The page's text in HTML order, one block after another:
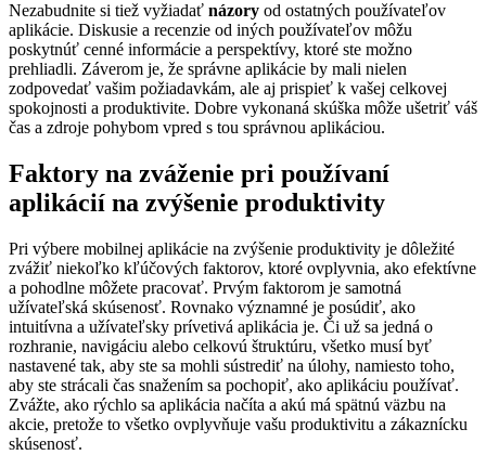
Nezabudnite si tiež vyžiadať názory od ostatných používateľov
aplikácie. Diskusie a recenzie od iných používateľov môžu
poskytnúť cenné informácie a perspektívy, ktoré ste možno
prehliadli. Záverom je, že správne aplikácie by mali nielen
zodpovedať vašim požiadavkám, ale aj prispieť k vašej celkovej
spokojnosti a produktivite. Dobre vykonaná skúška môže ušetriť váš
čas a zdroje pohybom vpred s tou správnou aplikáciou.
Faktory na zváženie pri používaní
aplikácií na zvýšenie produktivity
Pri výbere mobilnej aplikácie na zvýšenie produktivity je dôležité
zvážiť niekoľko kľúčových faktorov, ktoré ovplyvnia, ako efektívne
a pohodlne môžete pracovať. Prvým faktorom je samotná
užívateľská skúsenosť. Rovnako významné je posúdiť, ako
intuitívna a užívateľsky prívetivá aplikácia je. Či už sa jedná o
rozhranie, navigáciu alebo celkovú štruktúru, všetko musí byť
nastavené tak, aby ste sa mohli sústrediť na úlohy, namiesto toho,
aby ste strácali čas snažením sa pochopiť, ako aplikáciu používať.
Zvážte, ako rýchlo sa aplikácia načíta a akú má spätnú väzbu na
akcie, pretože to všetko ovplyvňuje vašu produktivitu a zákaznícku
skúsenosť.